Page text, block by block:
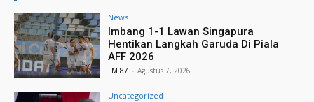
News
Imbang 1-1 Lawan Singapura
Hentikan Langkah Garuda Di Piala
AFF 2026
FM 87 - Agustus 7, 2026
Uncategorized